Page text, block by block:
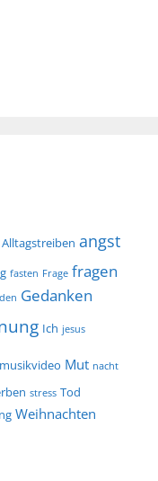
Alltagstreiben angst
fasten Frage fragen
Gedanken
Ich jesus
musikvideo Mut nacht
stress Tod
Weihnachten